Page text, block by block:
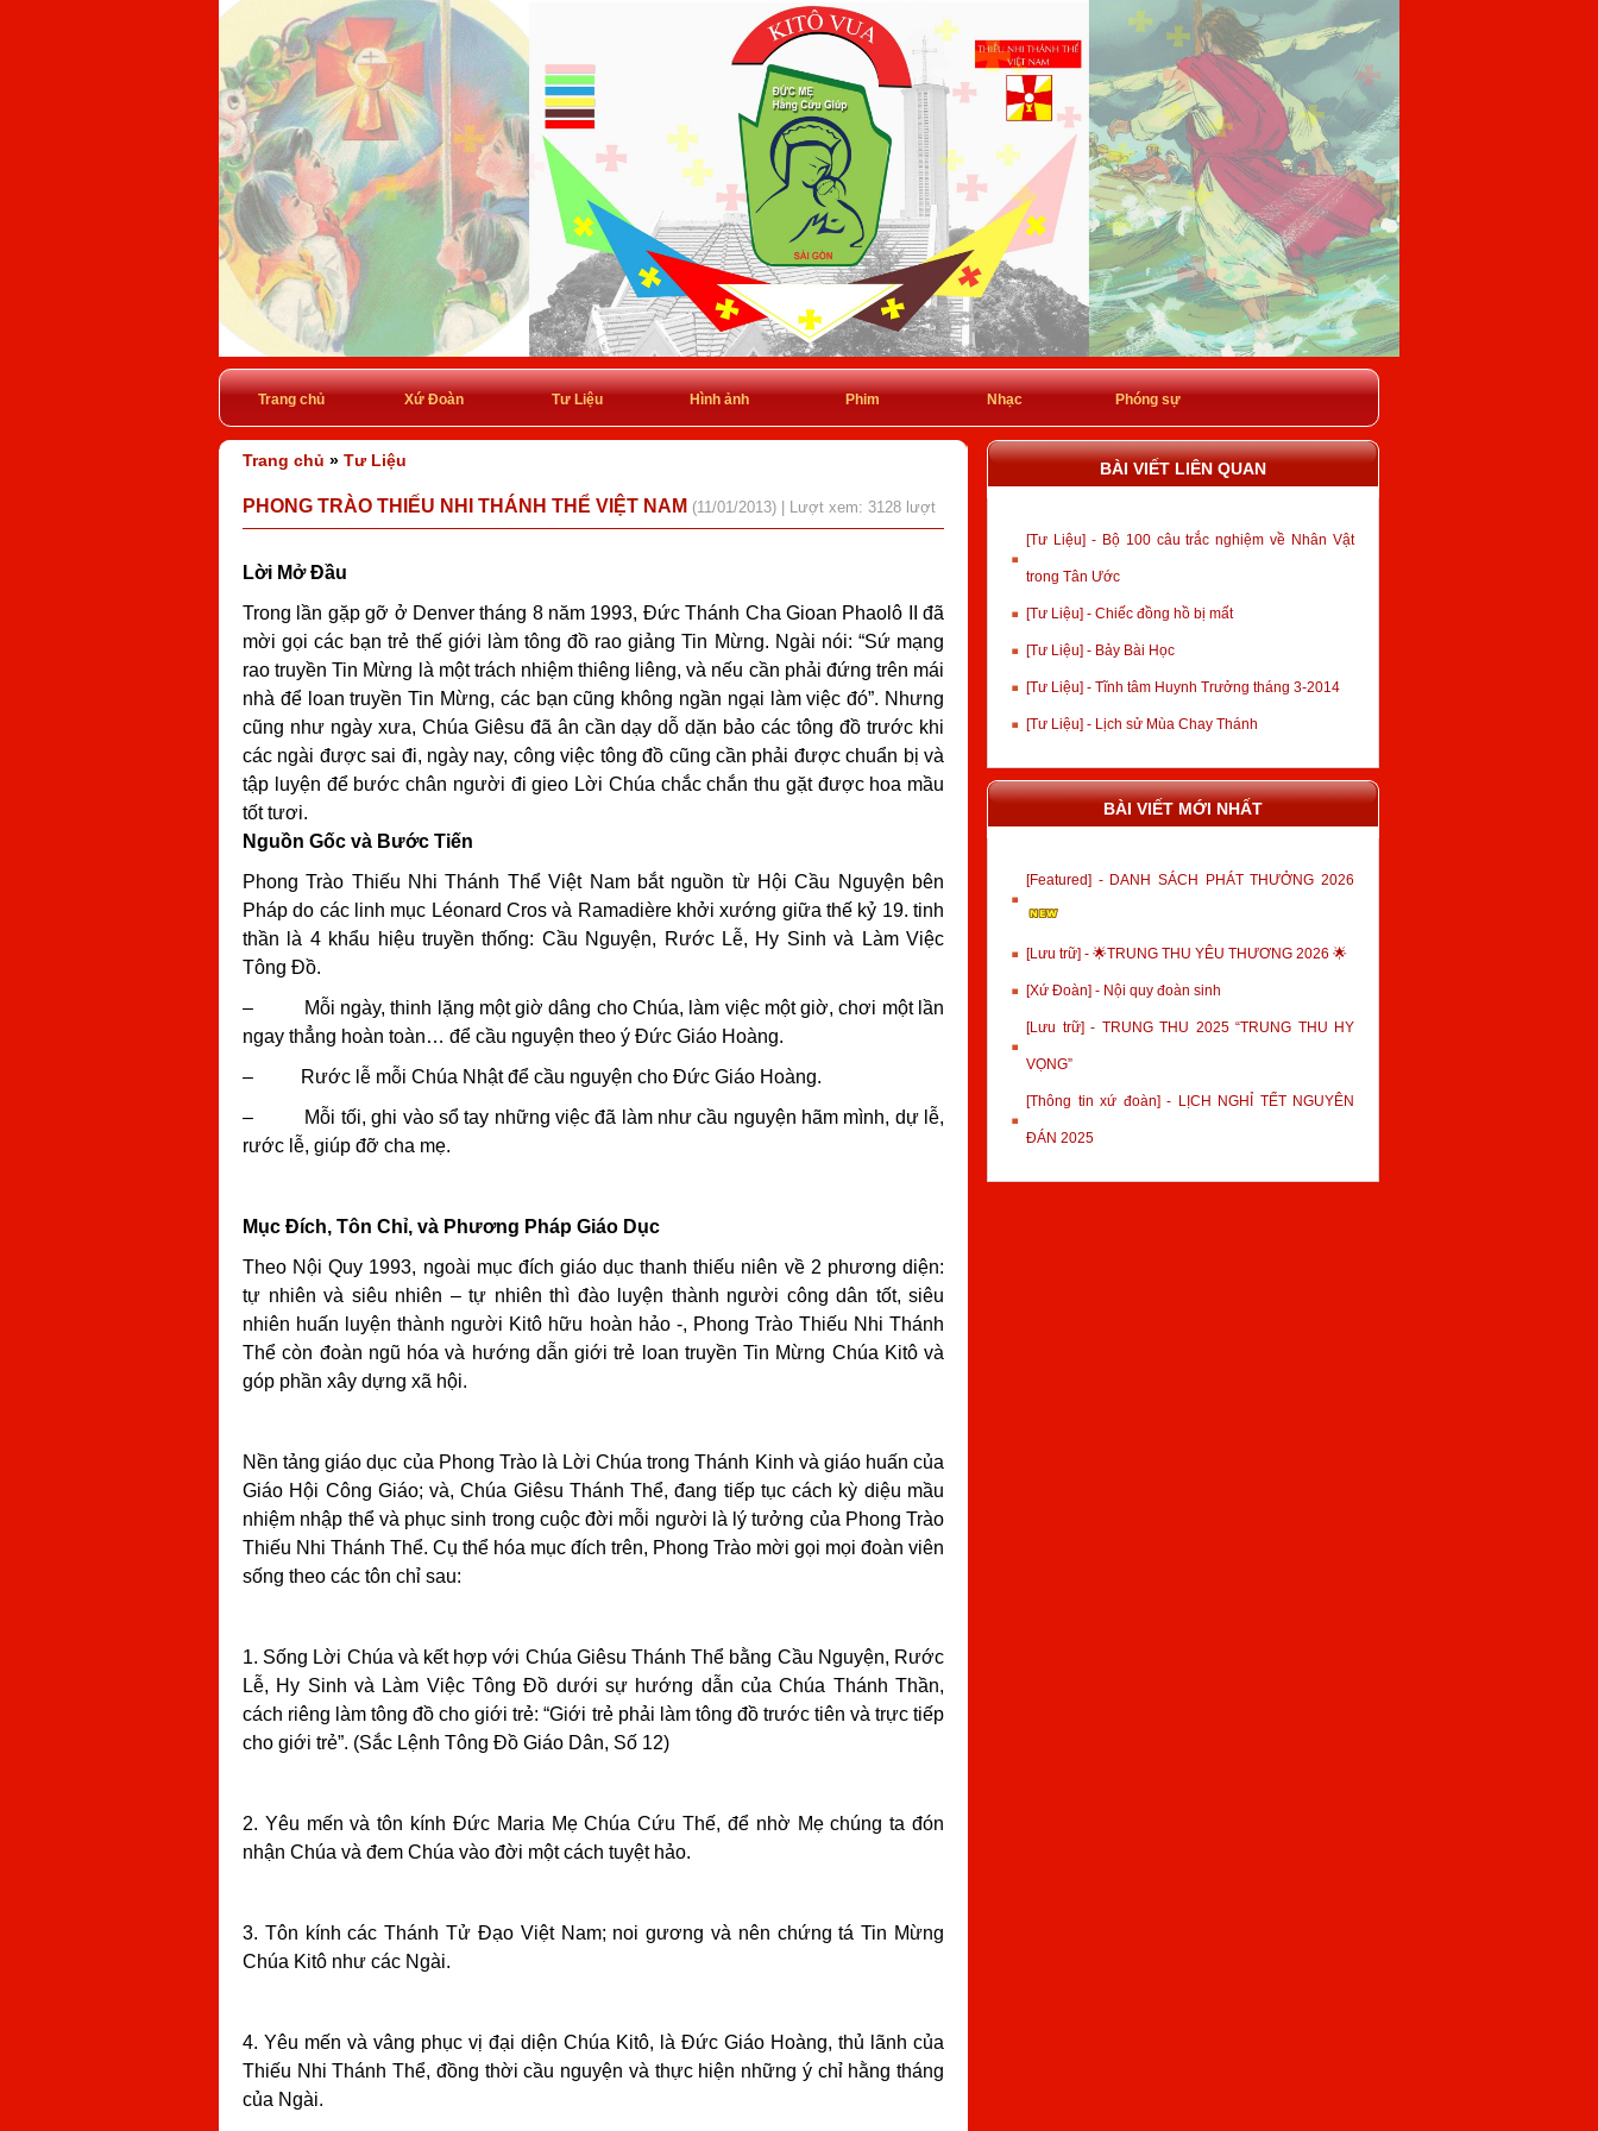
Trang chủ Xứ Đoàn Tư Liệu Hình ảnh Phim Nhạc Phóng sự
Trang chủ » Tư Liệu
PHONG TRÀO THIẾU NHI THÁNH THỂ VIỆT NAM (11/01/2013) | Lượt xem: 3128 lượt
Lời Mở Đầu
Trong lần gặp gỡ ở Denver tháng 8 năm 1993, Đức Thánh Cha Gioan Phaolô II đã
mời gọi các bạn trẻ thế giới làm tông đồ rao giảng Tin Mừng. Ngài nói: “Sứ mạng
rao truyền Tin Mừng là một trách nhiệm thiêng liêng, và nếu cần phải đứng trên mái
nhà để loan truyền Tin Mừng, các bạn cũng không ngần ngại làm việc đó”. Nhưng
cũng như ngày xưa, Chúa Giêsu đã ân cần dạy dỗ dặn bảo các tông đồ trước khi
các ngài được sai đi, ngày nay, công việc tông đồ cũng cần phải được chuẩn bị và
tập luyện để bước chân người đi gieo Lời Chúa chắc chắn thu gặt được hoa mầu
tốt tươi.
Nguồn Gốc và Bước Tiến
Phong Trào Thiếu Nhi Thánh Thể Việt Nam bắt nguồn từ Hội Cầu Nguyện bên
Pháp do các linh mục Léonard Cros và Ramadière khởi xướng giữa thế kỷ 19. tinh
thần là 4 khẩu hiệu truyền thống: Cầu Nguyện, Rước Lễ, Hy Sinh và Làm Việc
Tông Đồ.
–
Mỗi ngày, thinh lặng một giờ dâng cho Chúa, làm việc một giờ, chơi một lần
ngay thẳng hoàn toàn… để cầu nguyện theo ý Đức Giáo Hoàng.
–
Rước lễ mỗi Chúa Nhật để cầu nguyện cho Đức Giáo Hoàng.
–
Mỗi tối, ghi vào sổ tay những việc đã làm như cầu nguyện hãm mình, dự lễ,
rước lễ, giúp đỡ cha mẹ.
Mục Đích, Tôn Chỉ, và Phương Pháp Giáo Dục
Theo Nội Quy 1993, ngoài mục đích giáo dục thanh thiếu niên về 2 phương diện:
tự nhiên và siêu nhiên – tự nhiên thì đào luyện thành người công dân tốt, siêu
nhiên huấn luyện thành người Kitô hữu hoàn hảo -, Phong Trào Thiếu Nhi Thánh
Thể còn đoàn ngũ hóa và hướng dẫn giới trẻ loan truyền Tin Mừng Chúa Kitô và
góp phần xây dựng xã hội.
Nền tảng giáo dục của Phong Trào là Lời Chúa trong Thánh Kinh và giáo huấn của
Giáo Hội Công Giáo; và, Chúa Giêsu Thánh Thể, đang tiếp tục cách kỳ diệu mầu
nhiệm nhập thể và phục sinh trong cuộc đời mỗi người là lý tưởng của Phong Trào
Thiếu Nhi Thánh Thể. Cụ thể hóa mục đích trên, Phong Trào mời gọi mọi đoàn viên
sống theo các tôn chỉ sau:
1. Sống Lời Chúa và kết hợp với Chúa Giêsu Thánh Thể bằng Cầu Nguyện, Rước
Lễ, Hy Sinh và Làm Việc Tông Đồ dưới sự hướng dẫn của Chúa Thánh Thần,
cách riêng làm tông đồ cho giới trẻ: “Giới trẻ phải làm tông đồ trước tiên và trực tiếp
cho giới trẻ”. (Sắc Lệnh Tông Đồ Giáo Dân, Số 12)
2. Yêu mến và tôn kính Đức Maria Mẹ Chúa Cứu Thế, để nhờ Mẹ chúng ta đón
nhận Chúa và đem Chúa vào đời một cách tuyệt hảo.
3. Tôn kính các Thánh Tử Đạo Việt Nam; noi gương và nên chứng tá Tin Mừng
Chúa Kitô như các Ngài.
4. Yêu mến và vâng phục vị đại diện Chúa Kitô, là Đức Giáo Hoàng, thủ lãnh của
Thiếu Nhi Thánh Thể, đồng thời cầu nguyện và thực hiện những ý chỉ hằng tháng
của Ngài.
BÀI VIẾT LIÊN QUAN
[Tư Liệu] - Bộ 100 câu trắc nghiệm về Nhân Vật
trong Tân Ước
[Tư Liệu] - Chiếc đồng hồ bị mất
[Tư Liệu] - Bảy Bài Học
[Tư Liệu] - Tĩnh tâm Huynh Trưởng tháng 3-2014
[Tư Liệu] - Lịch sử Mùa Chay Thánh
BÀI VIẾT MỚI NHẤT
[Featured] - DANH SÁCH PHÁT THƯỞNG 2026
[Lưu trữ] - 🌟TRUNG THU YÊU THƯƠNG 2026 🌟
[Xứ Đoàn] - Nội quy đoàn sinh
[Lưu trữ] - TRUNG THU 2025 “TRUNG THU HY
VỌNG”
[Thông tin xứ đoàn] - LỊCH NGHỈ TẾT NGUYÊN
ĐÁN 2025